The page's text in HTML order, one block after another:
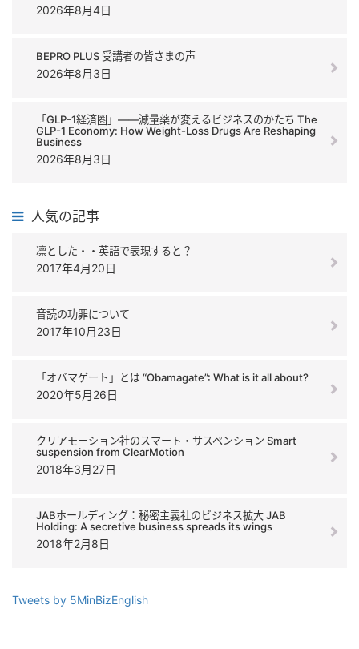
2026年8月4日
BEPRO PLUS 受講者の皆さまの声
2026年8月3日
「GLP-1経済圏」――減量薬が変えるビジネスのかたち The
GLP-1 Economy: How Weight-Loss Drugs Are Reshaping
Business
2026年8月3日
人気の記事
凛とした・・英語で表現すると？
2017年4月20日
音読の功罪について
2017年10月23日
「オバマゲート」とは “Obamagate”: What is it all about?
2020年5月26日
クリアモーション社のスマート・サスペンション Smart
suspension from ClearMotion
2018年3月27日
JABホールディング：秘密主義社のビジネス拡大 JAB
Holding: A secretive business spreads its wings
2018年2月8日
Tweets by 5MinBizEnglish